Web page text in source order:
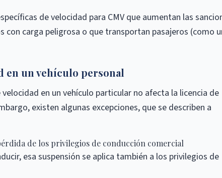
de velocidad para CMV que aumentan las
con carga peligrosa o que transportan pasajeros (como
en un vehículo personal
en un vehículo particular no afecta la licencia de
existen algunas excepciones, que se describen a
de los privilegios de conducción comercial
esa suspensión se aplica también a los privilegios de